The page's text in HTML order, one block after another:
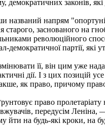
законів,
напрям
заснованого на
революційного
партії, які
її, він цим уже
дії. І з цих позицій
як право, причому
право
передусім Леніна,
на будь-які кроки, на